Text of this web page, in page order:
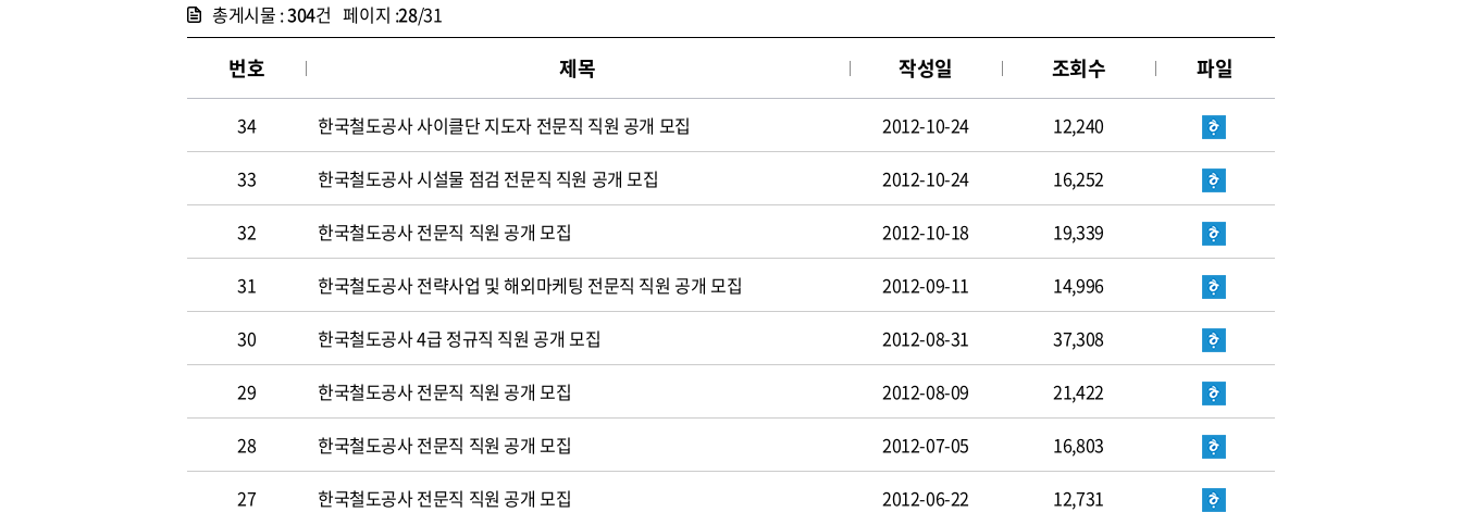
총게시물 :304건 페이지 :28/31
번호 제목 작성일 조회수 파일
34 한국철도공사 사이클단 지도자 전문직 직원 공개 모집 2012-10-24 12,240
33 한국철도공사 시설물 점검 전문직 직원 공개 모집 2012-10-24 16,252
32 한국철도공사 전문직 직원 공개 모집 2012-10-18 19,339
31 한국철도공사 전략사업 및 해외마케팅 전문직 직원 공개 모집 2012-09-11 14,996
30 한국철도공사 4급 정규직 직원 공개 모집 2012-08-31 37,308
29 한국철도공사 전문직 직원 공개 모집 2012-08-09 21,422
28 한국철도공사 전문직 직원 공개 모집 2012-07-05 16,803
27 한국철도공사 전문직 직원 공개 모집 2012-06-22 12,731